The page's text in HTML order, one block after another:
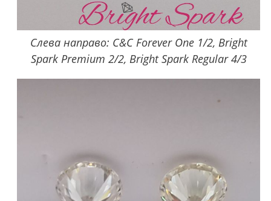
Слева направо: C&C Forever One 1/2, Bright
Spark Premium 2/2, Bright Spark Regular 4/3